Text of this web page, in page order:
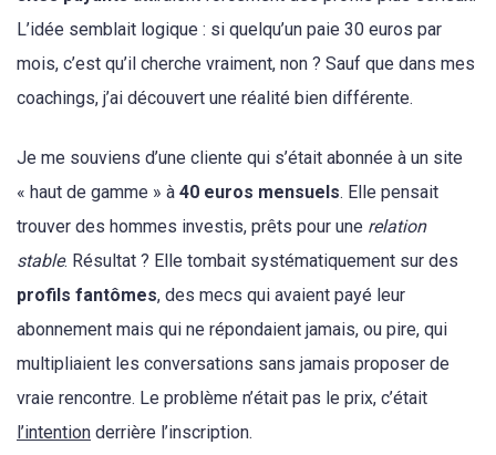
L’idée semblait logique : si quelqu’un paie 30 euros par
mois, c’est qu’il cherche vraiment, non ? Sauf que dans mes
coachings, j’ai découvert une réalité bien différente.
Je me souviens d’une cliente qui s’était abonnée à un site
« haut de gamme » à 40 euros mensuels. Elle pensait
trouver des hommes investis, prêts pour une relation
stable. Résultat ? Elle tombait systématiquement sur des
profils fantômes, des mecs qui avaient payé leur
abonnement mais qui ne répondaient jamais, ou pire, qui
multipliaient les conversations sans jamais proposer de
vraie rencontre. Le problème n’était pas le prix, c’était
l’intention derrière l’inscription.